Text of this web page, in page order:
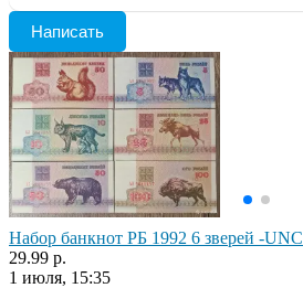
Написать
Набор банкнот РБ 1992 6 зверей -UNC
29.99 р.
1 июля, 15:35